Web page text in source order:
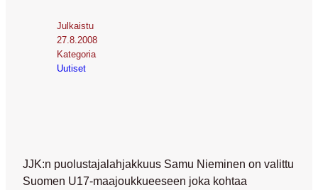
Julkaistu
27.8.2008
Kategoria
Uutiset
JJK:n puolustajalahjakkuus Samu Nieminen on valittu
Suomen U17-maajoukkueeseen joka kohtaa